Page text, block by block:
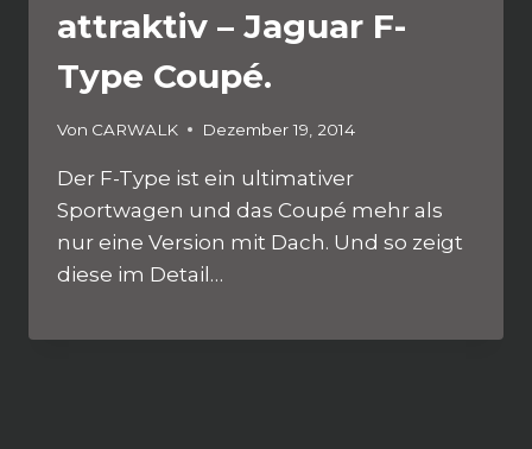
attraktiv – Jaguar F-
Type Coupé.
Von CARWALK Dezember 19, 2014
Der F-Type ist ein ultimativer
Sportwagen und das Coupé mehr als
nur eine Version mit Dach. Und so zeigt
diese im Detail…